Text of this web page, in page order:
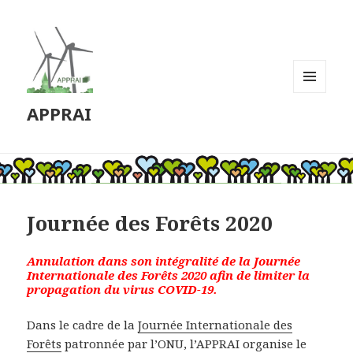
APPRAI
Journée des Forêts 2020
Annulation dans son intégralité de la Journée
Internationale des Forêts 2020 afin de limiter la
propagation du virus COVID-19.
Dans le cadre de laJournée Internationale des
Forêts patronnée par l’ONU, l’APPRAI organise le